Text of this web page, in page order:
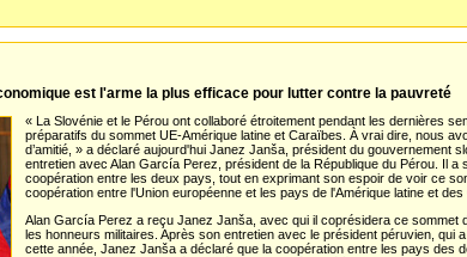
est l'arme la plus efficace pour lutter contre la pauvreté
« La Slovénie et le Pérou ont collaboré étroitement pendant les dernières
préparatifs du sommet UE-Amérique latine et Caraïbes. À vrai dire, nous
d’amitié, » a déclaré aujourd'hui Janez Janša, président du gouvernement
entretien avec Alan García Perez, président de la République du Pérou. Il a
coopération entre les deux pays, tout en exprimant son espoir de voir ce
coopération entre l'Union européenne et les pays de l'Amérique latine et des
Alan García Perez a reçu Janez Janša, avec qui il coprésidera ce sommet
les honneurs militaires. Après son entretien avec le président péruvien, qui
cette année, Janez Janša a déclaré que la coopération entre les pays des